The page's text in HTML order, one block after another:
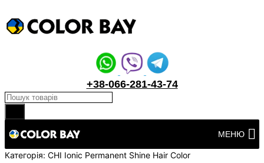
+38-066-281-43-74
Products search
до
вмісту
МЕНЮ
Категорія: CHI Ionic Permanent Shine Hair Color